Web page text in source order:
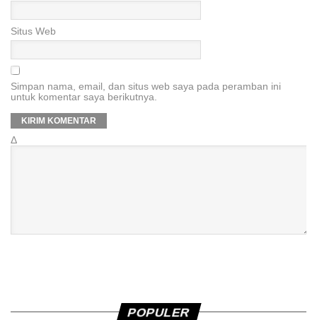
Situs Web
Simpan nama, email, dan situs web saya pada peramban ini
untuk komentar saya berikutnya.
Δ
POPULER